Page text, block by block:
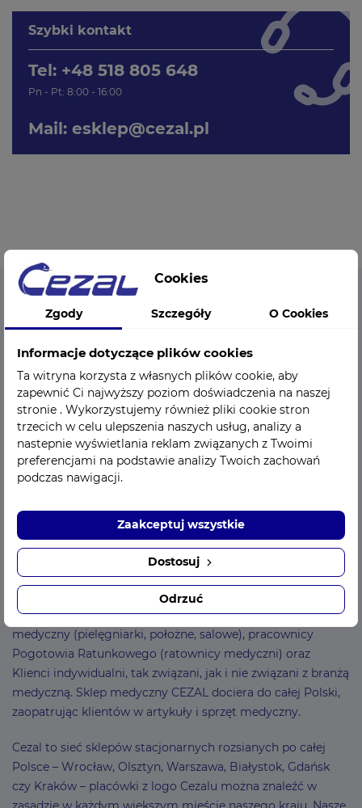
Szybki kontakt
Tel: +48 518 805 648
Pn - Pt: 8:00 - 16:00
Mail: esklep@cezal.pl
CEZAL - Sklep medyczny
Sklep medyczny Cezal Sp. z o.o. to istniejący od 1949 roku
ośrodek kompleksowo zaopatrujący branżę medyczną we
wszelkie potrzebne akcesoria i sprzęt medyczny. Po
przekształceniu w 1998 roku w spółkę z ograniczoną
odpowiedzialnością działamy dalej zaopatrując naszych
Klientów w akcesoria medyczne. Choć zmienił się profil
własności firmy, to nie zmieniła się jej podstawowa forma
najwyższej klasy produkty medyczne, dostarczamy
kompleksowych rozwiązań, bądź realizujemy doraźne
potrzeby pacjentów czy klientów indywidualnych.
Odbiorcami produktów sklepu medycznego CEZAL są
zarówno szpitale, placówki medyczne, jak i lekarze
prowadzący indywidualne praktyki lekarskie, personel
medyczny (pielęgniarki, położne, salowe), pracownicy
Pogotowia Ratunkowego (ratownicy medyczni) oraz
Klienci indywidualni, tak związani, jak i nie związani z branżą
medyczną. Sklep medyczny CEZAL dociera do całej Polski,
zaopatrując klientów w artykuły i sprzęt medyczny.
Cezal to sieć sklepów stacjonarnych rozsianych po całej
Polsce – Wrocław, Olsztyn, Warszawa, Białystok, Gdańsk
czy Kraków – placówki z logo Cezalu można znaleźć w
Cookies
Zgody Szczegóły O Cookies
Informacje dotyczące plików cookies
Ta witryna korzysta z własnych plików cookie, aby
zapewnić Ci najwyższy poziom doświadczenia na naszej
stronie . Wykorzystujemy również pliki cookie stron
trzecich w celu ulepszenia naszych usług, analizy a
nastepnie wyświetlania reklam związanych z Twoimi
preferencjami na podstawie analizy Twoich zachowań
podczas nawigacji.
Odrzuć
Dostosuj
Zaakceptuj wszystkie